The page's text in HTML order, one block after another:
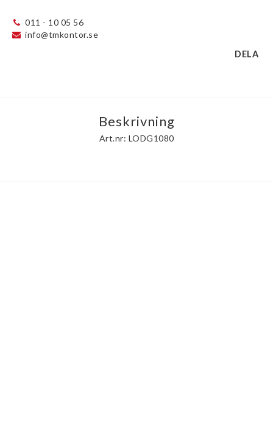
011 - 10 05 56
info@tmkontor.se
DELA
Beskrivning
Art.nr: LODG1080